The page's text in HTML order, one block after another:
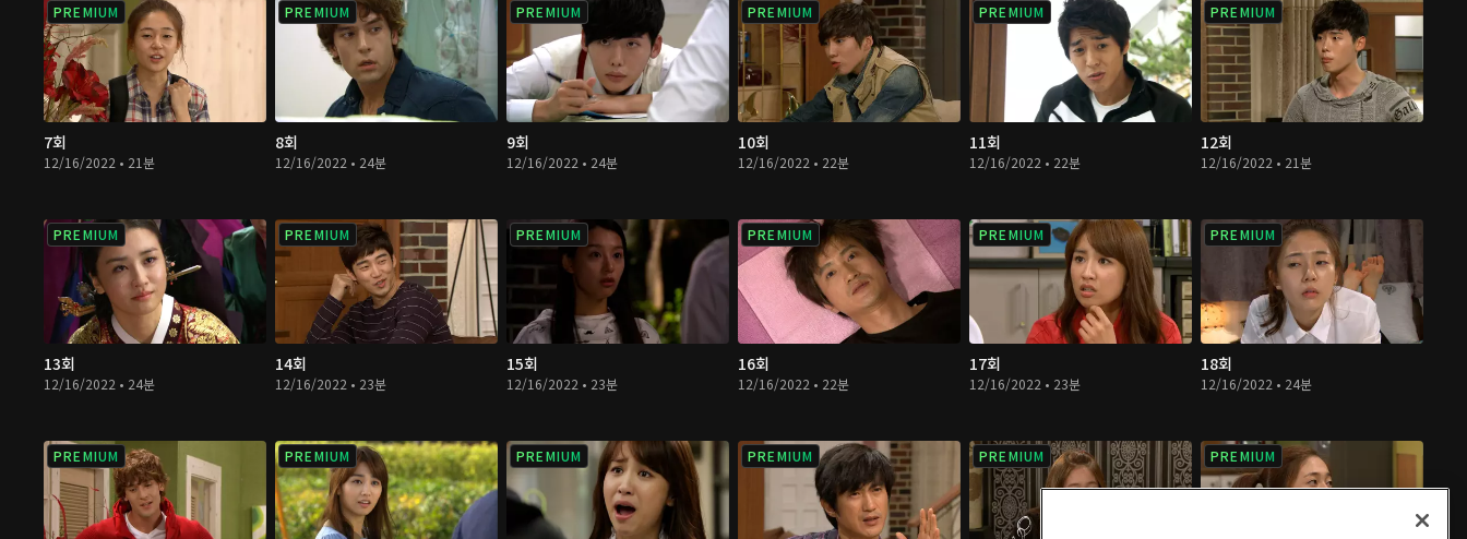
PREMIUM
7회
12/16/2022 • 21분
PREMIUM
8회
12/16/2022 • 24분
PREMIUM
9회
12/16/2022 • 24분
PREMIUM
10회
12/16/2022 • 22분
PREMIUM
11회
12/16/2022 • 22분
PREMIUM
12회
12/16/2022 • 21분
PREMIUM
13회
12/16/2022 • 24분
PREMIUM
14회
12/16/2022 • 23분
PREMIUM
15회
12/16/2022 • 23분
PREMIUM
16회
12/16/2022 • 22분
PREMIUM
17회
12/16/2022 • 23분
PREMIUM
18회
12/16/2022 • 24분
PREMIUM PREMIUM PREMIUM PREMIUM PREMIUM PREMIUM